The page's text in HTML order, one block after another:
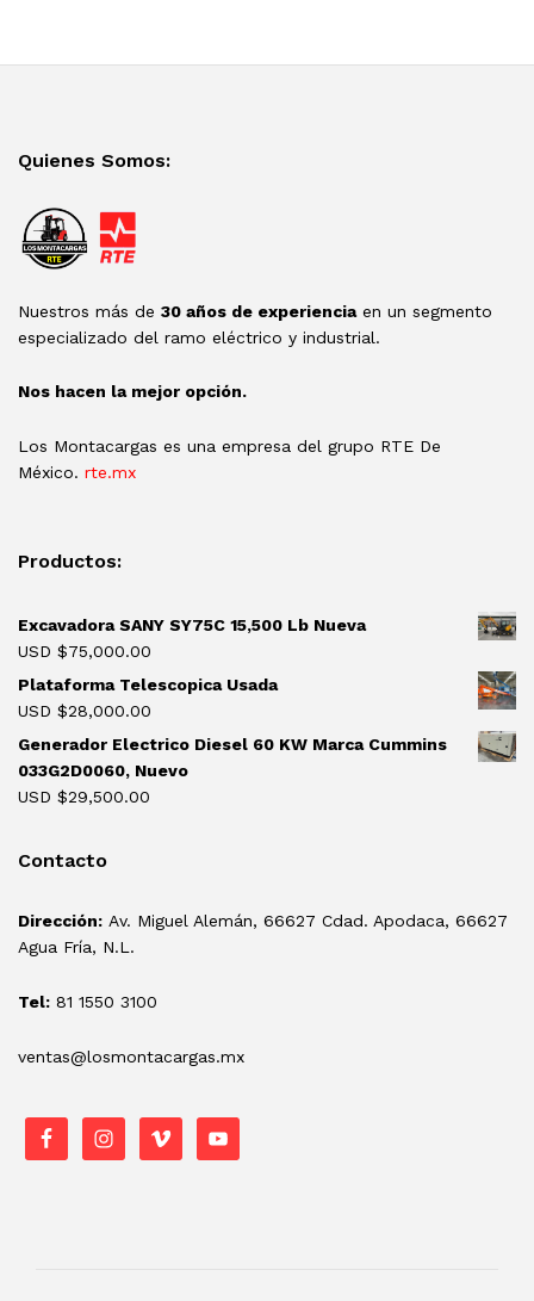
Quienes Somos:
Nuestros más de 30 años de experienciaen un segmento
especializado del ramo eléctrico y industrial.
Nos hacen la mejor opción.
Los Montacargas es una empresa del grupo RTE De
México. rte.mx
Productos:
Excavadora SANY SY75C 15,500 Lb Nueva
USD $75,000.00
Plataforma Telescopica Usada
USD $28,000.00
Generador Electrico Diesel 60 KW Marca Cummins
033G2D0060, Nuevo
USD $29,500.00
Contacto
Dirección: Av. Miguel Alemán, 66627 Cdad. Apodaca, 66627
Agua Fría, N.L.
Tel: 81 1550 3100
ventas@losmontacargas.mx